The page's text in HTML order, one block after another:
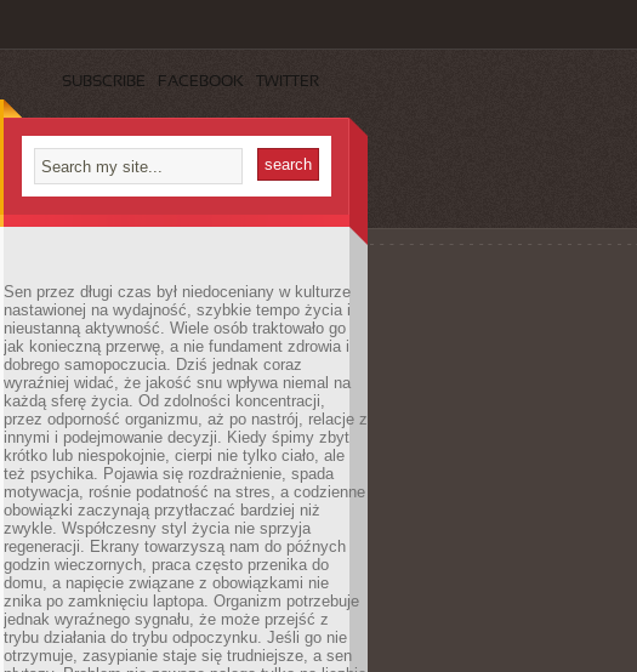
SUBSCRIBE FACEBOOK TWITTER
Sen przez długi czas był niedoceniany w kulturze
nastawionej na wydajność, szybkie tempo życia i
nieustanną aktywność. Wiele osób traktowało go
jak konieczną przerwę, a nie fundament zdrowia i
dobrego samopoczucia. Dziś jednak coraz
wyraźniej widać, że jakość snu wpływa niemal na
każdą sferę życia. Od zdolności koncentracji,
przez odporność organizmu, aż po nastrój, relacje z
innymi i podejmowanie decyzji. Kiedy śpimy zbyt
krótko lub niespokojnie, cierpi nie tylko ciało, ale
też psychika. Pojawia się rozdrażnienie, spada
motywacja, rośnie podatność na stres, a codzienne
obowiązki zaczynają przytłaczać bardziej niż
zwykle. Współczesny styl życia nie sprzyja
regeneracji. Ekrany towarzyszą nam do późnych
godzin wieczornych, praca często przenika do
domu, a napięcie związane z obowiązkami nie
znika po zamknięciu laptopa. Organizm potrzebuje
jednak wyraźnego sygnału, że może przejść z
trybu działania do trybu odpoczynku. Jeśli go nie
otrzymuje, zasypianie staje się trudniejsze, a sen